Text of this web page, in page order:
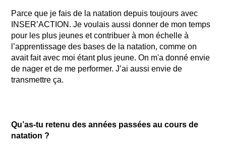
Parce que je fais de la natation depuis toujours avec
INSER’ACTION. Je voulais aussi donner de mon temps
pour les plus jeunes et contribuer à mon échelle à
l’apprentissage des bases de la natation, comme on
avait fait avec moi étant plus jeune. On m'a donné envie
de nager et de me performer. J’ai aussi envie de
transmettre ça.
Qu’as-tu retenu des années passées au cours de
natation ?